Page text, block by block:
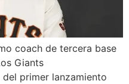
coach de tercera base
Giants
primer lanzamiento